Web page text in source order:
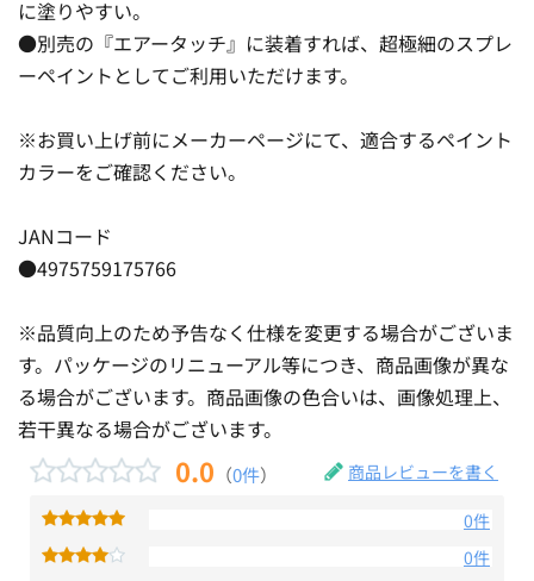
に塗りやすい。
●別売の『エアータッチ』に装着すれば、超極細のスプレ
ーペイントとしてご利用いただけます。
※お買い上げ前にメーカーページにて、適合するペイント
カラーをご確認ください。
JANコード
●4975759175766
※品質向上のため予告なく仕様を変更する場合がございま
す。パッケージのリニューアル等につき、商品画像が異な
る場合がございます。商品画像の色合いは、画像処理上、
若干異なる場合がございます。
0.0 （0件） 商品レビューを書く
0件
0件